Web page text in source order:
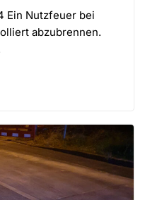
Ein Nutzfeuer bei
abzubrennen.